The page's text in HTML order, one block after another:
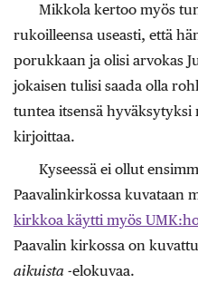
Mikkola kertoo myös
rukoilleensa useasti, että
porukkaan ja olisi arvokas
jokaisen tulisi saada olla
tuntea itsensä
kirjoittaa.
Kyseessä ei ollut
Paavalinkirkossa kuvataan
kirkkoa käytti myös
Paavalin kirkossa on
aikuista -elokuvaa.